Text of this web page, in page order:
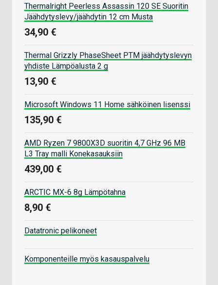
Thermalright Peerless Assassin 120 SE Suoritin
Jäähdytyslevy/jäähdytin 12 cm Musta
34,90 €
Thermal Grizzly PhaseSheet PTM jäähdytyslevyn
yhdiste Lämpöalusta 2 g
13,90 €
Microsoft Windows 11 Home sähköinen lisenssi
135,90 €
AMD Ryzen 7 9800X3D suoritin 4,7 GHz 96 MB
L3 Tray malli Konekasauksiin
439,00 €
ARCTIC MX-6 8g Lämpötahna
8,90 €
Datatronic pelikoneet
Komponenteille myös kasauspalvelu